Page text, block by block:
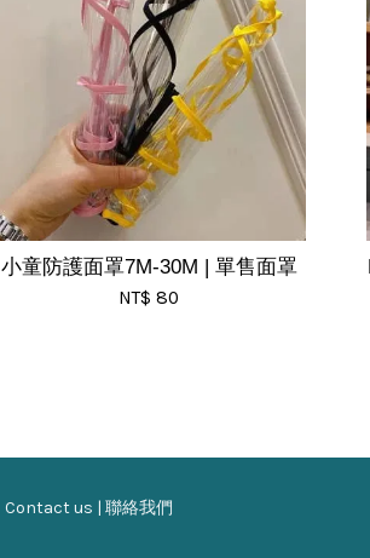
小童防護面罩7M-30M | 單售面罩
NT$ 80
Contact us | 聯絡我們